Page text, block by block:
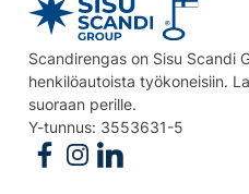
Scandirengas on Sisu Scandi
henkilöautoista työkoneisiin.
suoraan perille.
Y-tunnus: 3553631-5
Follow us on Facebook
Follow us on
Follow us on